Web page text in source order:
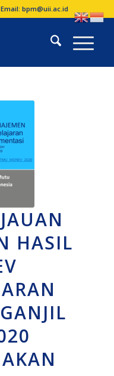
Email:bpm@uii.ac.id
HASIL